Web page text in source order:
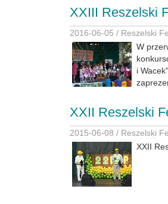
XXIII Reszelski
2016-06-05 / Reszelski
W
i
XXII Reszelski
2015-06-08 / Reszelski
XXII